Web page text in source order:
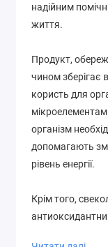
надійним
життя.
Продукт,
чином зберігає
користь для
організм
допомагають
рівень енергії.
Крім того,